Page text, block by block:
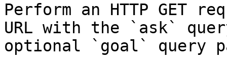
Perform an HTTP GET
URL with the `ask`
optional `goal` query